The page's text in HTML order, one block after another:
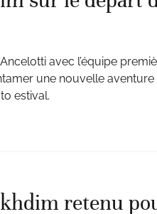
avec l’équipe
une nouvelle aventure
estival.
retenu